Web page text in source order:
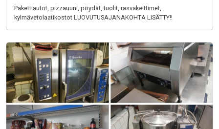
Pakettiautot, pizzauuni, pöydät, tuolit, rasvakeittimet,
kylmävetolaatikostot LUOVUTUSAJANAKOHTA LISÄTTY!!